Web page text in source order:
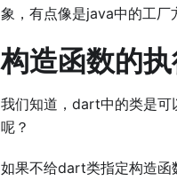
象，有点像是java中的工厂
构造函数的
我们知道，dart中的类是可
呢？
如果不给dart类指定构造函